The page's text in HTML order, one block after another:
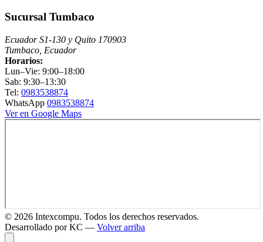
Sucursal Tumbaco
Ecuador S1-130 y Quito 170903
Tumbaco, Ecuador
Horarios:
Lun–Vie: 9:00–18:00
Sab: 9:30–13:30
Tel: 0983538874
WhatsApp 0983538874
Ver en Google Maps
© 2026 Intexcompu. Todos los derechos reservados.
Desarrollado por KC — Volver arriba